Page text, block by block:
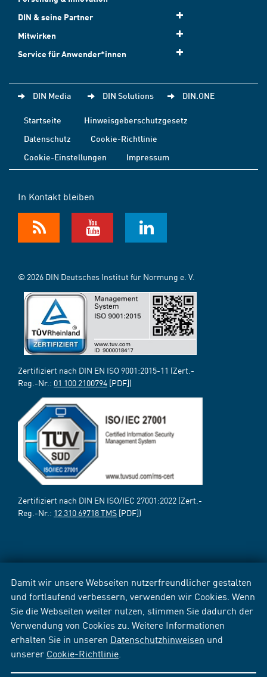
Damit wir unsere Webseiten nutzerfreundlicher gestalten
und fortlaufend verbessern, verwenden wir Cookies. Wenn
Sie die Webseiten weiter nutzen, stimmen Sie dadurch der
Verwendung von Cookies zu. Weitere Informationen
erhalten Sie in unseren Datenschutzhinweisen und
unserer Cookie-Richtlinie
DIN & seine Partner
Mitwirken
Service für Anwender*innen
DIN Media DIN Solutions DIN.ONE
Startseite
Hinweisgeberschutzgesetz
Datenschutz
Cookie-Richtlinie
Cookie-Einstellungen
Impressum
In Kontakt bleiben
© 2026 DIN Deutsches Institut für Normung e. V.
Zertifiziert nach DIN EN ISO 9001:2015-11 (Zert.-
Reg.-Nr.: 01 100 2100794 [PDF])
Zertifiziert nach DIN EN ISO/IEC 27001:2022 (Zert.-
Reg.-Nr.: 12 310 69718 TMS [PDF])